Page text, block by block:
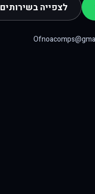
לצפייה בשירותים